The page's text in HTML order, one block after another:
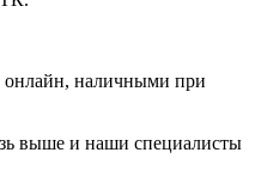
онлайн, наличными при
выше и наши специалисты